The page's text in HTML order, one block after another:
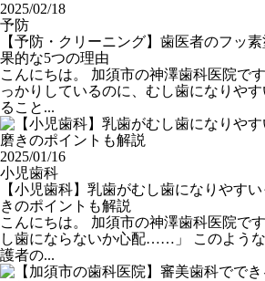
2025/02/18
予防
【予防・クリーニング】歯医者のフッ
果的な5つの理由
こんにちは。 加須市の神澤歯科医院で
っかりしているのに、むし歯になりや
ること...
2025/01/16
小児歯科
【小児歯科】乳歯がむし歯になりやす
きのポイントも解説
こんにちは。 加須市の神澤歯科医院で
し歯にならないか心配……」 このよう
護者の...